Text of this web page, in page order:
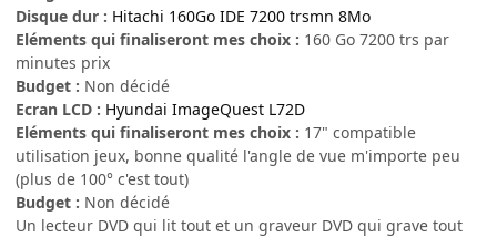
Disque dur : Hitachi 160Go IDE 7200 trsmn 8Mo
Eléments qui finaliseront mes choix : 160 Go 7200 trs par
minutes prix
Budget : Non décidé
Ecran LCD : Hyundai ImageQuest L72D
Eléments qui finaliseront mes choix : 17" compatible
utilisation jeux, bonne qualité l'angle de vue m'importe peu
(plus de 100° c'est tout)
Budget : Non décidé
Un lecteur DVD qui lit tout et un graveur DVD qui grave tout